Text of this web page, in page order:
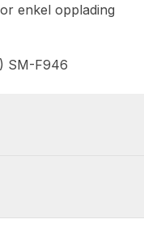
enkel opplading
SM-F946